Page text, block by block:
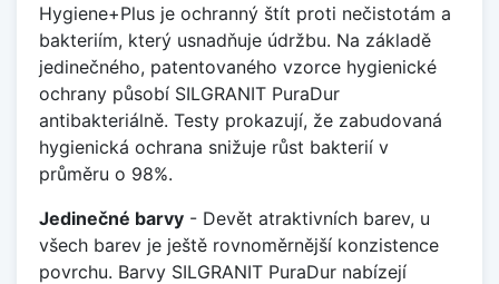
Hygiene+Plus je ochranný štít proti nečistotám a
bakteriím, který usnadňuje údržbu. Na základě
jedinečného, patentovaného vzorce hygienické
ochrany působí SILGRANIT PuraDur
antibakteriálně. Testy prokazují, že zabudovaná
hygienická ochrana snižuje růst bakterií v
průměru o 98%.
Jedinečné barvy - Devět atraktivních barev, u
všech barev je ještě rovnoměrnější konzistence
povrchu. Barvy SILGRANIT PuraDur nabízejí